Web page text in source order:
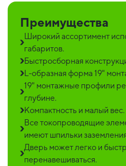
Преимущества
Широкий ассортимент
габаритов.
Быстросборная
L-образная форма 19"
19" монтажные профили
глубине.
Компактность и малый вес.
Все токопроводящие
имеют шпильки
Дверь может легко и
перенавешиваться.